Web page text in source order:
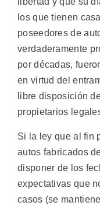
los que tienen
poseedores de
verdaderamente
por décadas,
en virtud del
libre disposición
propietarios
Si la ley que al fin
autos fabricados
disponer de los
expectativas que
casos (se